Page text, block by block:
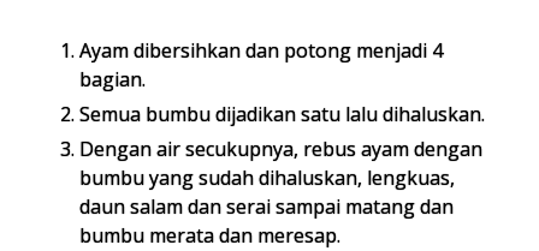
Ayam dibersihkan dan potong menjadi 4
bagian.
Semua bumbu dijadikan satu lalu dihaluskan.
Dengan air secukupnya, rebus ayam dengan
bumbu yang sudah dihaluskan, lengkuas,
daun salam dan serai sampai matang dan
bumbu merata dan meresap.